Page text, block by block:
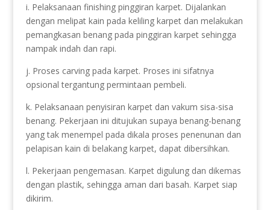
i. Pelaksanaan finishing pinggiran karpet. Dijalankan
dengan melipat kain pada keliling karpet dan melakukan
pemangkasan benang pada pinggiran karpet sehingga
nampak indah dan rapi.
j. Proses carving pada karpet. Proses ini sifatnya
opsional tergantung permintaan pembeli.
k. Pelaksanaan penyisiran karpet dan vakum sisa-sisa
benang. Pekerjaan ini ditujukan supaya benang-benang
yang tak menempel pada dikala proses penenunan dan
pelapisan kain di belakang karpet, dapat dibersihkan.
l. Pekerjaan pengemasan. Karpet digulung dan dikemas
dengan plastik, sehingga aman dari basah. Karpet siap
dikirim.